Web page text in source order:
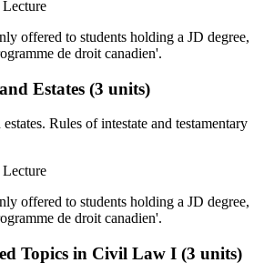
Lecture
offered to students holding a JD degree,
de droit canadien'.
Estates (3 units)
Rules of intestate and testamentary
Lecture
offered to students holding a JD degree,
de droit canadien'.
Topics in Civil Law I (3 units)